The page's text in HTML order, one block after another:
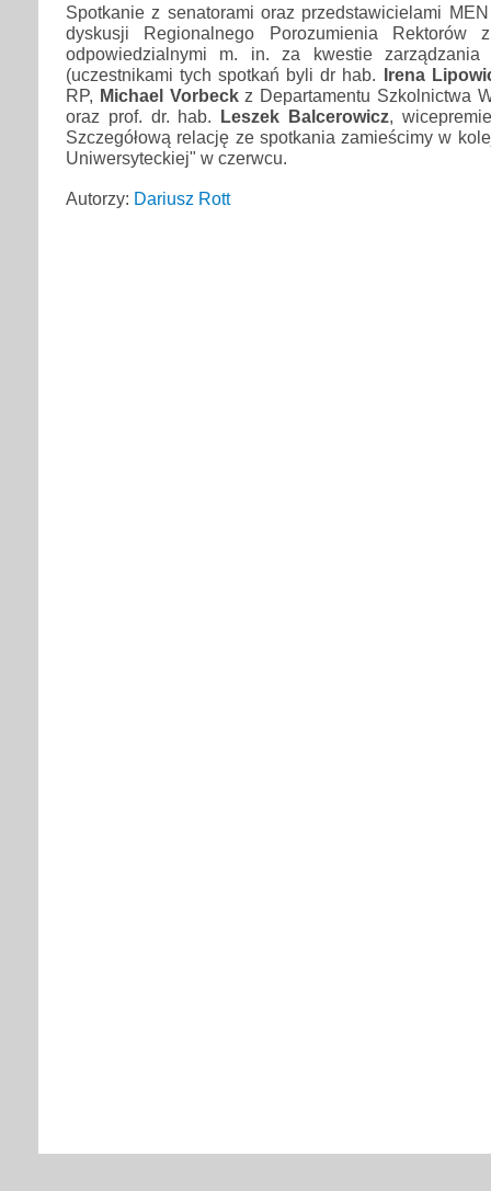
Spotkanie z senatorami oraz przedstawicielami
dyskusji Regionalnego Porozumienia
odpowiedzialnymi m. in. za kwestie
(uczestnikami tych spotkań byli dr hab. Irena
RP, Michael Vorbeckz Departamentu Szkolnictwa
oraz prof. dr. hab. Leszek Balcerowicz,
Szczegółową relację ze spotkania zamieścimy w
Uniwersyteckiej" w czerwcu.
Autorzy: Dariusz Rott